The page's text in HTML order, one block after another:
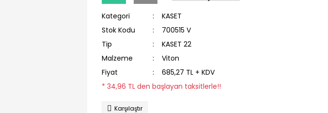
Kategori
KASET
Stok Kodu
700515 V
Tip
KASET 22
Malzeme
Viton
Fiyat
685,27 TL + KDV
* 34,96 TL den başlayan taksitlerle!!
Karşılaştır